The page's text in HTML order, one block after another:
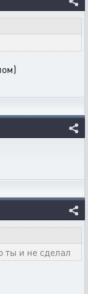
ты и не сделал